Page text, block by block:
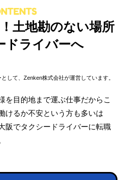
土地勘のない場所
ドライバーへ
して、Zenken株式会社が運営しています。
を目的地まで運ぶ仕事だからこ
けるか不安という方も多いは
阪でタクシードライバーに転職